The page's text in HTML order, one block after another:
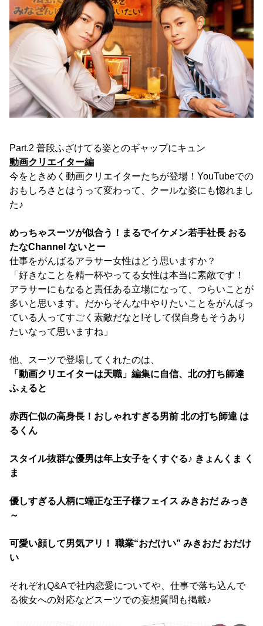
Part.2 普段ふざけてる姿とのギャップにキュン
動画クリエイター編
今をときめく動画クリエイターたちが登場！YouTubeでの
おもしろさとはうって変わって、クールな姿にも惚れまし
た♪
めっちゃスーツが似合う！まるでイケメン若手社長 おる
たなChannel ないとー
仕事をがんばるアラサー女性はどう思いますか？
「好きなことを精一杯やってる女性は本当に素敵です！
アラサーにもなると責任ある立場になって、つらいことが
多いと思います。だからそんな中やりたいことをがんばっ
ている人ってすごく素敵だなと!そして僕自身もそうあり
たいなって思いますね」
他、スーツで登場してくれたのは、
「動画クリエイターは天職」編集に自信、北の打ち師達
ふぇると
赤西仁似の高身長！おしゃれすぎる男前 北の打ち師違 は
るくん
スタイル抜群な優男は年上女子をくすぐる♪ きょんくま く
ま
優しすぎる人柄に端正な王子様フェイス みきおだ みっき
～
可愛い顔して男気アリ！ 職業“おだけい” みきおだ おだけ
い
それぞれQ&Aで社内恋愛についてや、仕事で落ち込んで
る彼女への対応などスーツでの妄想質問も掲載♪